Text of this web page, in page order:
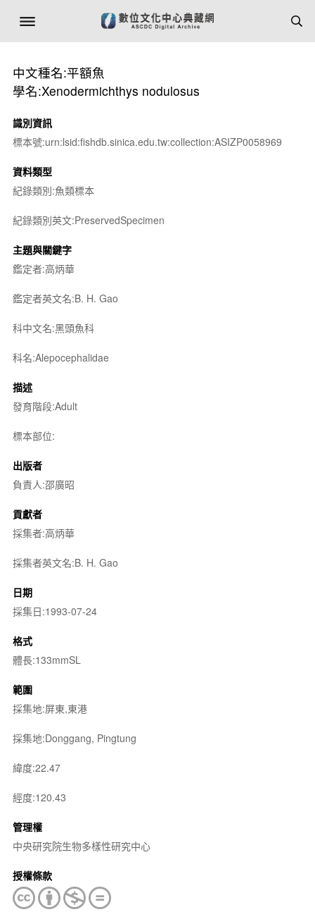
中文種名:平額魚
學名:Xenodermichthys nodulosus
識別資訊
標本號:urn:lsid:fishdb.sinica.edu.tw:collection:ASIZP0058969
資料類型
紀錄類別:魚類標本
紀錄類別英文:PreservedSpecimen
主題與關鍵字
鑑定者:高炳華
鑑定者英文名:B. H. Gao
科中文名:黑頭魚科
科名:Alepocephalidae
描述
發育階段:Adult
標本部位:
出版者
負責人:邵廣昭
貢獻者
採集者:高炳華
採集者英文名:B. H. Gao
日期
採集日:1993-07-24
格式
體長:133mmSL
範圍
採集地:屏東,東港
採集地:Donggang, Pingtung
緯度:22.47
經度:120.43
管理權
中央研究院生物多樣性研究中心
授權條款